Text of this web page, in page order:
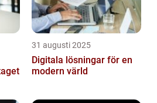
31 augusti 2025
Digitala lösningar för en
modern värld